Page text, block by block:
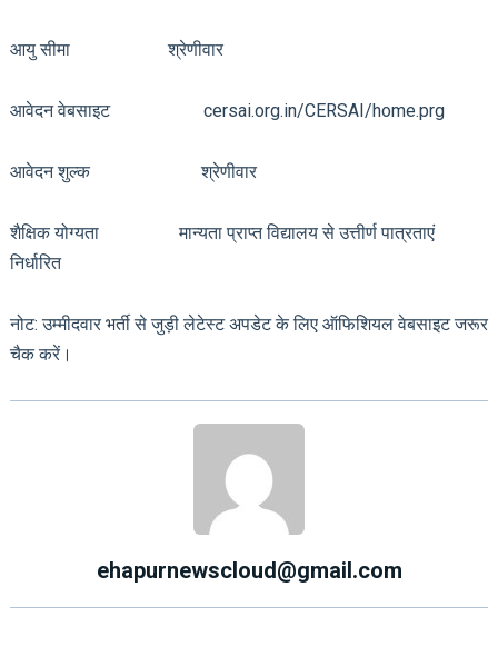
आयु सीमा श्रेणीवार
आवेदन वेबसाइट cersai.org.in/CERSAI/home.prg
आवेदन शुल्क श्रेणीवार
शैक्षिक योग्यता मान्यता प्राप्त विद्यालय से उत्तीर्ण पात्रताएं
निर्धारित
नोट: उम्मीदवार भर्ती से जुड़ी लेटेस्ट अपडेट के लिए ऑफिशियल वेबसाइट जरूर
चैक करें।
ehapurnewscloud@gmail.com